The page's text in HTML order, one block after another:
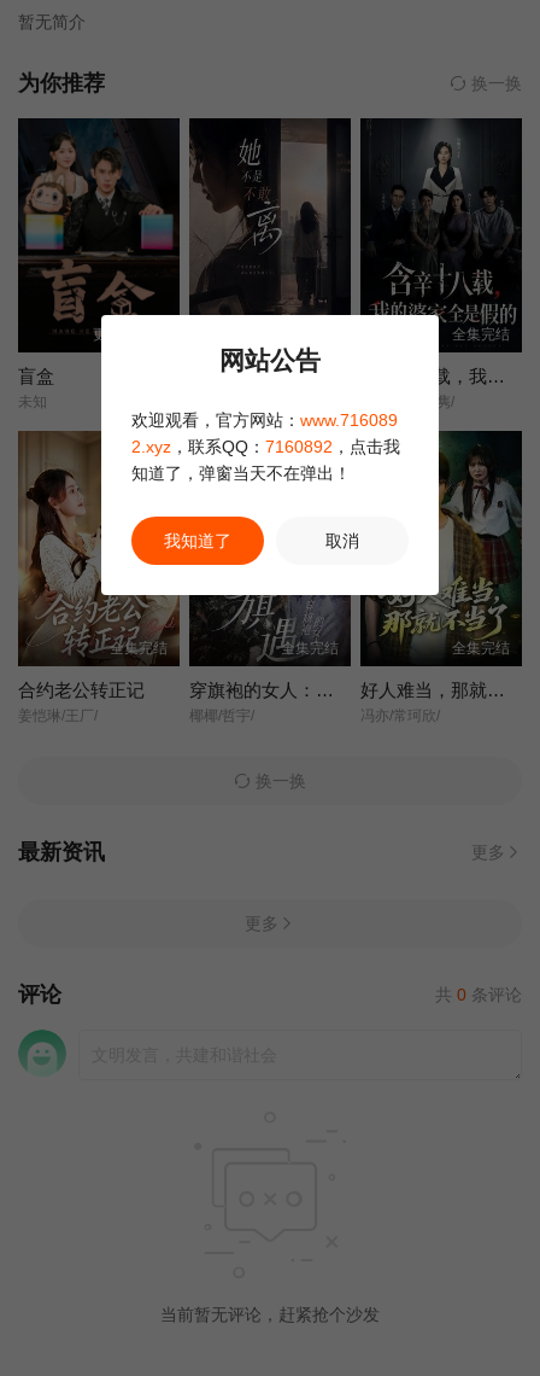
暂无简介
为你推荐 换一换
更新第13集
盲盒
未知
她不是不敢离
全集完结
含辛十八载，我的婆家全是假的
张耀尹/伍京隽/
全集完结
合约老公转正记
姜恺琳/王厂/
全集完结
穿旗袍的女人：旗遇
椰椰/哲宇/
全集完结
好人难当，那就不当了
冯亦/常珂欣/
换一换
最新资讯 更多
更多
评论 共 0 条评论
当前暂无评论，赶紧抢个沙发
网站公告
欢迎观看，官方网站： www.716089
2.xyz ，联系QQ： 7160892 ，点击我
知道了，弹窗当天不在弹出！
我知道了 取消